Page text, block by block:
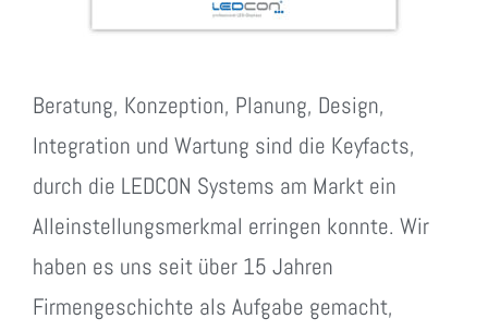
Beratung, Konzeption, Planung, Design,
Integration und Wartung sind die Keyfacts,
durch die LEDCON Systems am Markt ein
Alleinstellungsmerkmal erringen konnte. Wir
haben es uns seit über 15 Jahren
Firmengeschichte als Aufgabe gemacht,